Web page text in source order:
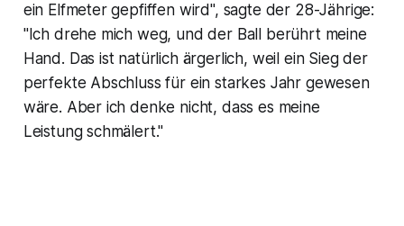
ein Elfmeter gepfiffen wird", sagte der 28-Jährige:
"Ich drehe mich weg, und der Ball berührt meine
Hand. Das ist natürlich ärgerlich, weil ein Sieg der
perfekte Abschluss für ein starkes Jahr gewesen
wäre. Aber ich denke nicht, dass es meine
Leistung schmälert."